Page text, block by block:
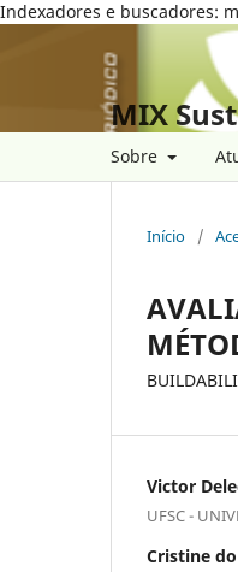
Indexadores e buscadores:
MIX
Sobre
Início /
Victor
UFSC -
Cristine